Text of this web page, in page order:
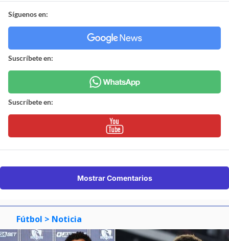
Síguenos en:
Suscríbete en:
Suscríbete en:
Mostrar Comentarios
Fútbol > Noticia